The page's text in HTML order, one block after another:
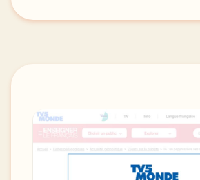
le respect de votre vie